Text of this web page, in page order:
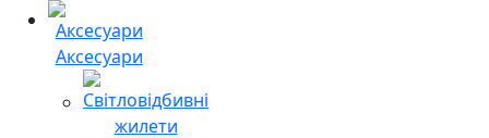
Аксесуари